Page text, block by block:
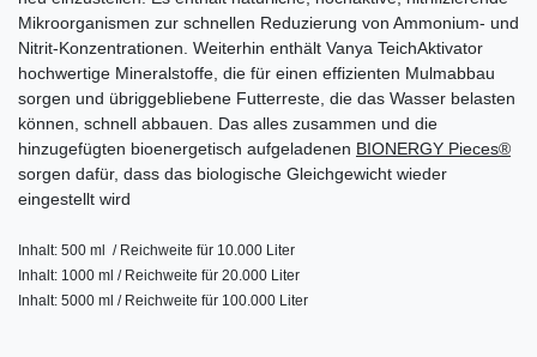
Mikroorganismen zur schnellen Reduzierung von Ammonium- und
Nitrit-Konzentrationen. Weiterhin enthält Vanya TeichAktivator
hochwertige Mineralstoffe, die für einen effizienten Mulmabbau
sorgen und übriggebliebene Futterreste, die das Wasser belasten
können, schnell abbauen. Das alles zusammen und die
hinzugefügten bioenergetisch aufgeladenen BIONERGY Pieces®
sorgen dafür, dass das biologische Gleichgewicht wieder
eingestellt wird
Inhalt: 500 ml / Reichweite für 10.000 Liter
Inhalt: 1000 ml / Reichweite für 20.000 Liter
Inhalt: 5000 ml / Reichweite für 100.000 Liter